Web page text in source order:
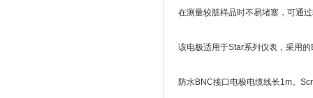
在测量较脏样品时不易堵塞，可通
该电极适用于Star系列仪表，采用
防水BNC接口电极电缆线长1m。